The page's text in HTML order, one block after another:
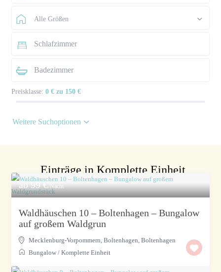
Alle Größen
Preisklasse: 0 € zu 150 €
Weitere Suchoptionen
Einträge in Komplette Einheit
ab 99 €/Nacht
Waldhäuschen 10 – Boltenhagen – Bungalow
auf großem Waldgrun
Mecklenburg-Vorpommern, Boltenhagen,Boltenhagen
Bungalow /Komplette Einheit